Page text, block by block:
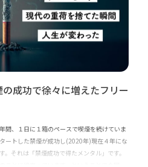
の成功で徐々に増えたフリー
間、１日に１箱のペースで喫煙を続けていま
ートした禁煙が成功し(2020年)現在４年にな
それは「禁煙成功で得たメンタル」です。